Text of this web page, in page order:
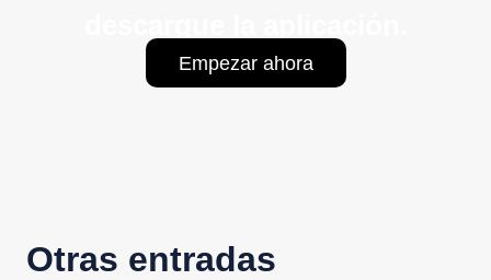
Empezar ahora
Otras entradas